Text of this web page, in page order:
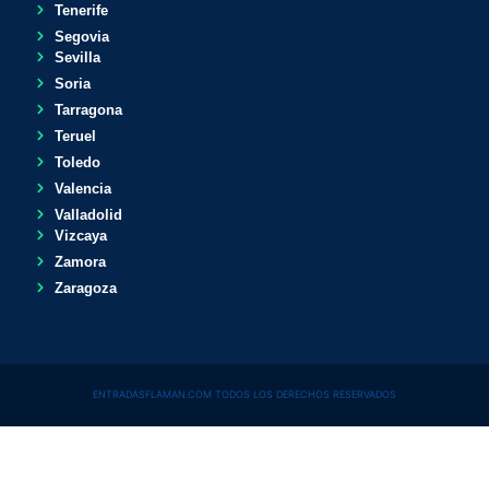
Tenerife
Segovia
Sevilla
Soria
Tarragona
Teruel
Toledo
Valencia
Valladolid
Vizcaya
Zamora
Zaragoza
ENTRADASFLAMAN.COM TODOS LOS DERECHOS RESERVADOS